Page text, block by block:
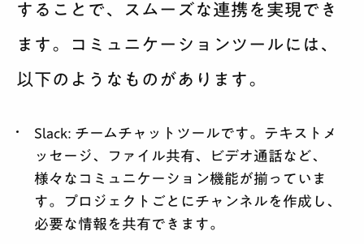
することで、スムーズな連携を実現でき
ます。コミュニケーションツールには、
以下のようなものがあります。
Slack: チームチャットツールです。テキストメ
ッセージ、ファイル共有、ビデオ通話など、
様々なコミュニケーション機能が揃っていま
す。プロジェクトごとにチャンネルを作成し、
必要な情報を共有できます。